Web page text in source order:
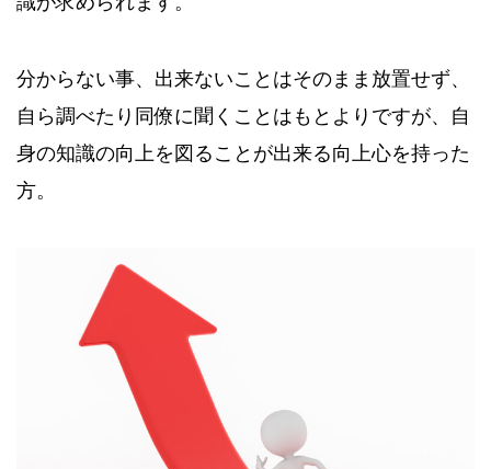
分からない事、出来ないことはそのまま放置せず、
自ら調べたり同僚に聞くことはもとよりですが、自
身の知識の向上を図ることが出来る向上心を持った
方。